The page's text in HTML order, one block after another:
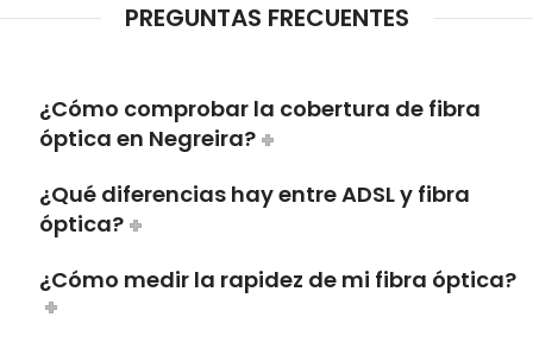
PREGUNTAS FRECUENTES
¿Cómo comprobar la cobertura de fibra
óptica en Negreira?
¿Qué diferencias hay entre ADSL y fibra
óptica?
¿Cómo medir la rapidez de mi fibra óptica?